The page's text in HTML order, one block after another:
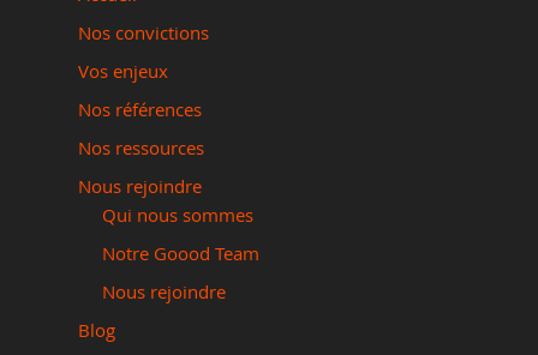
Nos convictions
Vos enjeux
Nos références
Nos ressources
Nous rejoindre
Qui nous sommes
Notre Goood Team
Nous rejoindre
Blog